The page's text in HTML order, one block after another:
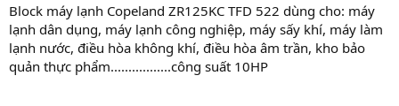
Block máy lạnh Copeland ZR125KC TFD 522 dùng cho: máy
lạnh dân dụng, máy lạnh công nghiệp, máy sấy khí, máy làm
lạnh nước, điều hòa không khí, điều hòa âm trần, kho bảo
quản thực phẩm.................công suất 10HP